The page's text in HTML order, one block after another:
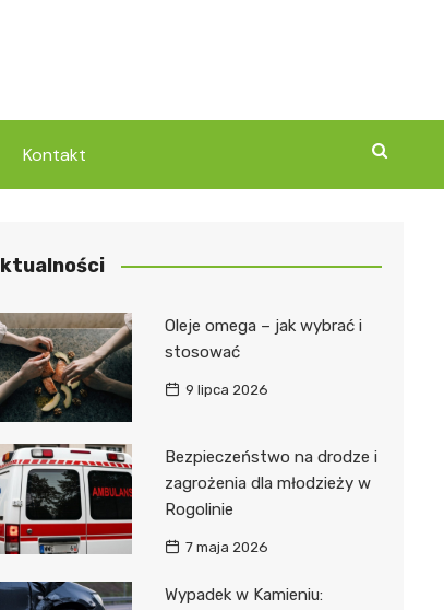
Kontakt
Oleje omega – jak wybrać i
stosować
9 lipca 2026
Bezpieczeństwo na drodze i
zagrożenia dla młodzieży w
Rogolinie
7 maja 2026
Wypadek w Kamieniu: